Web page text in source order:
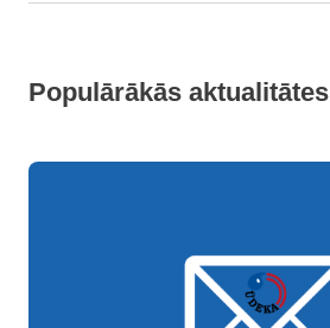
Populārākās aktualitātes